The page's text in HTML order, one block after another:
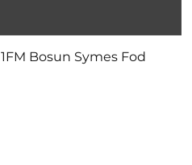
1FM Bosun Symes Fod